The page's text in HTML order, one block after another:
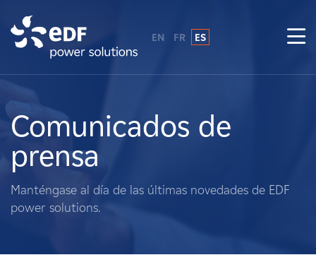
Sobre nosotros
Qué hacemos
Terratenientes
EN FR ES
Comunicados de
prensa
Manténgase al día de las últimas novedades de EDF
power solutions.